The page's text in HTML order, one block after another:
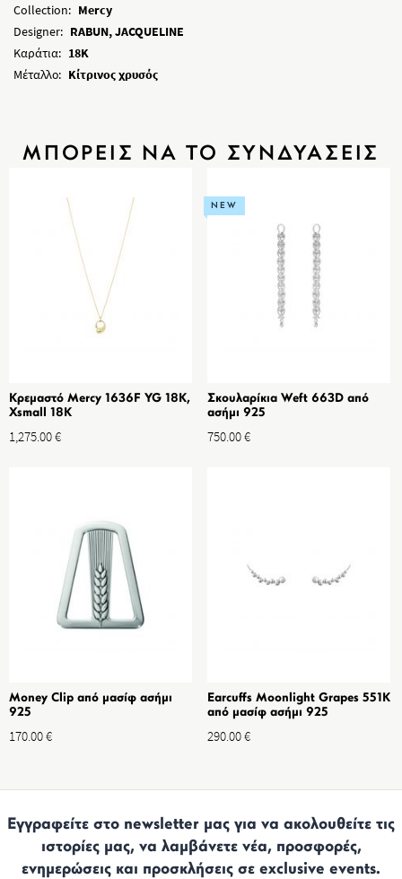
Collection: Mercy
Designer: RABUN, JACQUELINE
Καράτια: 18K
Μέταλλο: Κίτρινος χρυσός
ΜΠΟΡΕΙΣ ΝΑ ΤΟ ΣΥΝΔΥΑΣΕΙΣ
Κρεμαστό Mercy 1636F YG 18K,
Xsmall 18K
1,275.00€
NEW
Σκουλαρίκια Weft 663D από
ασήμι 925
750.00€
Money Clip από μασίφ ασήμι
925
170.00€
Earcuffs Moonlight Grapes 551K
από μασίφ ασήμι 925
290.00€
Εγγραφείτε στο newsletter μας για να ακολουθείτε τις
ιστορίες μας, να λαμβάνετε νέα, προσφορές,
ενημερώσεις και προσκλήσεις σε exclusive events.